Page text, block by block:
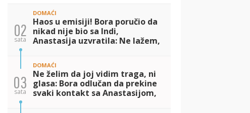
02
sata
DOMAĆI
Haos u emisiji! Bora poručio da
nikad nije bio sa Indi,
Anastasija uzvratila: Ne lažem,
(VIDEO)
03
sata
DOMAĆI
Ne želim da joj vidim traga, ni
glasa: Bora odlučan da prekine
svaki kontakt sa Anastasijom,